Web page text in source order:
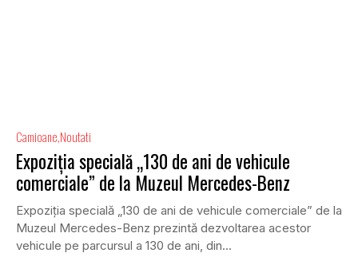
Camioane Noutati
Expoziția specială „130 de ani de vehicule
comerciale” de la Muzeul Mercedes-Benz
Expoziția specială „130 de ani de vehicule comerciale” de la
Muzeul Mercedes-Benz prezintă dezvoltarea acestor
vehicule pe parcursul a 130 de ani, din...